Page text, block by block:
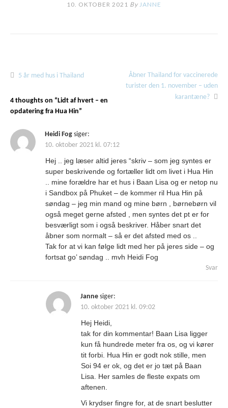
10. OKTOBER 2021 By JANNE
Indlægsnavigation
5 år med hus i Thailand
Åbner Thailand for vaccinerede
turister den 1. november – uden
karantæne?
4 thoughts on “Lidt af hvert – en
opdatering fra Hua Hin”
Heidi Fog siger:
10. oktober 2021 kl. 07:12
Hej .. jeg læser altid jeres “skriv – som jeg syntes er
super beskrivende og fortæller lidt om livet i Hua Hin
.. mine forældre har et hus i Baan Lisa og er netop nu
i Sandbox på Phuket – de kommer ril Hua Hin på
søndag – jeg min mand og mine børn , børnebørn vil
også meget gerne afsted , men syntes det pt er for
besværligt som i også beskriver. Håber snart det
åbner som normalt – så er det afsted med os ..
Tak for at vi kan følge lidt med her på jeres side – og
fortsat go’ søndag .. mvh Heidi Fog
Svar
Janne siger:
10. oktober 2021 kl. 09:02
Hej Heidi,
tak for din kommentar! Baan Lisa ligger
kun få hundrede meter fra os, og vi kører
tit forbi. Hua Hin er godt nok stille, men
Soi 94 er ok, og det er jo tæt på Baan
Lisa. Her samles de fleste expats om
aftenen.
Vi krydser fingre for, at de snart beslutter